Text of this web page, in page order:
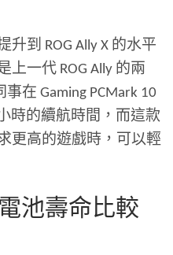
到 ROG Ally X 的水平
一代 ROG Ally 的兩
在 Gaming PCMark 10
時的續航時間，而這款
更高的遊戲時，可以輕
池壽命比較